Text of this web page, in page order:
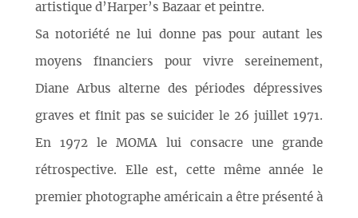
artistique d’Harper’s Bazaar et peintre.
Sa notoriété ne lui donne pas pour autant les
moyens financiers pour vivre sereinement,
Diane Arbus alterne des périodes dépressives
graves et finit pas se suicider le 26 juillet 1971.
En 1972 le MOMA lui consacre une grande
rétrospective. Elle est, cette même année le
premier photographe américain a être présenté à